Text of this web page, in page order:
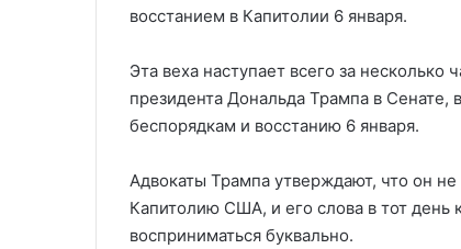
восстанием в Капитолии 6 января.
Эта веха наступает всего за
президента Дональда Трампа в Сенате,
беспорядкам и восстанию 6 января.
Адвокаты Трампа утверждают, что он
Капитолию США, и его слова в тот день
восприниматься буквально.